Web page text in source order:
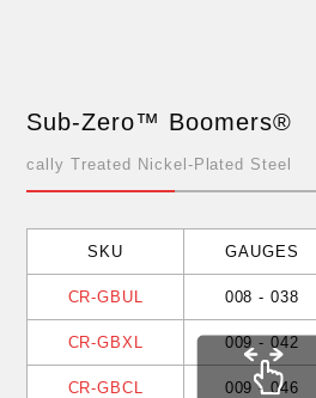
Sub-Zero™ Boomers®
cally Treated Nickel-Plated Steel
SKU GAUGES
CR-GBUL 008 - 038
CR-GBXL 009 - 042
CR-GBCL 009 - 046